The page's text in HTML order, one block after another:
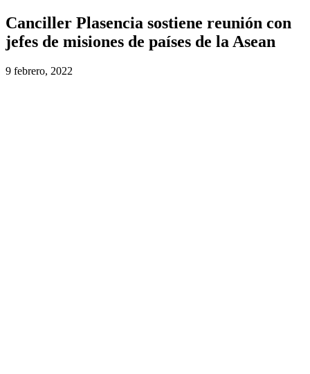
Canciller Plasencia sostiene reunión con
jefes de misiones de países de la Asean
9 febrero, 2022